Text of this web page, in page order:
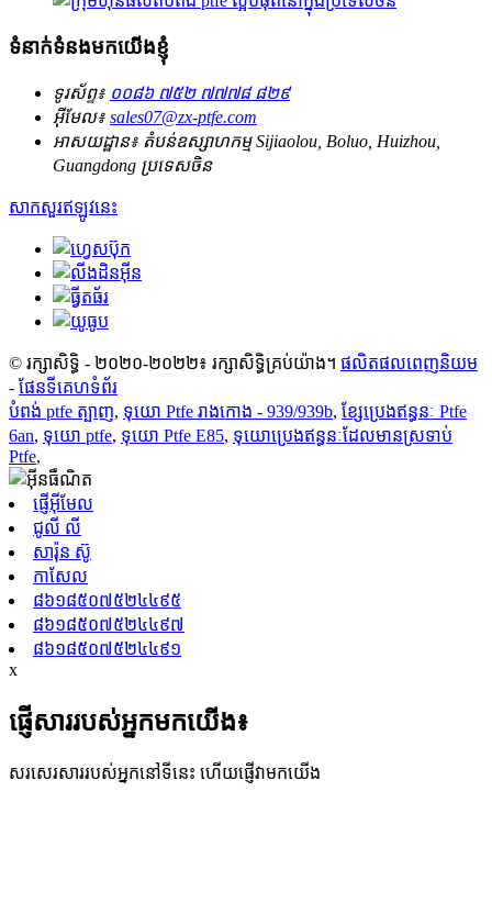
ទំនាក់ទំនងមកយើងខ្ញុំ
ទូរស័ព្ទ៖ ០០៨៦ ៧៥២ ៧៧៧៨ ៨២៩
អ៊ីមែល៖ sales07@zx-ptfe.com
អាសយដ្ឋាន៖ តំបន់ឧស្សាហកម្ម Sijiaolou, Boluo, Huizhou,
Guangdong ប្រទេសចិន
សាកសួរឥឡូវនេះ
© រក្សាសិទ្ធិ - ២០២០-២០២២៖ រក្សាសិទ្ធិគ្រប់យ៉ាង។ ផលិតផលពេញនិយម
- ផែនទីគេហទំព័រ
បំពង់ ptfe ត្បាញ, ទុយោ Ptfe រាងកោង - 939/939b, ខ្សែប្រេងឥន្ធនៈ Ptfe
6an, ទុយោ ptfe, ទុយោ Ptfe E85, ទុយោប្រេងឥន្ធនៈដែលមានស្រទាប់
Ptfe,
ផ្ញើអ៊ីមែល
ជូលី លី
សារ៉ុន ស៊ូ
កាសែល
៨៦១៨៥០៧៥២៤៤៩៥
៨៦១៨៥០៧៥២៤៤៩៧
៨៦១៨៥០៧៥២៤៤៩១
x
ផ្ញើសាររបស់អ្នកមកយើង៖
សរសេរសាររបស់អ្នកនៅទីនេះ ហើយផ្ញើវាមកយើង